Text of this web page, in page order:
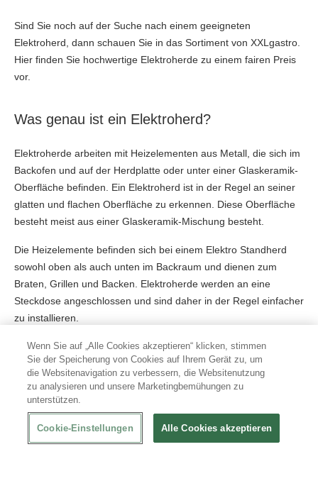
Sind Sie noch auf der Suche nach einem geeigneten
Elektroherd, dann schauen Sie in das Sortiment von XXLgastro.
Hier finden Sie hochwertige Elektroherde zu einem fairen Preis
vor.
Was genau ist ein Elektroherd?
Elektroherde arbeiten mit Heizelementen aus Metall, die sich im
Backofen und auf der Herdplatte oder unter einer Glaskeramik-
Oberfläche befinden. Ein Elektroherd ist in der Regel an seiner
glatten und flachen Oberfläche zu erkennen. Diese Oberfläche
besteht meist aus einer Glaskeramik-Mischung besteht.
Die Heizelemente befinden sich bei einem Elektro Standherd
sowohl oben als auch unten im Backraum und dienen zum
Braten, Grillen und Backen. Elektroherde werden an eine
Steckdose angeschlossen und sind daher in der Regel einfacher
zu installieren.
E Herde mit Backofen
Ein Elektroherd verfügt neben einem Kochfeld auch über einen
Backofen. Das Volumen eines Backofen kann sich zwischen bei
den Eelektro-Herden unterscheiden. In der Regel weist das
Volumen zwischen 45 und 70 Litern auf.
Wenn Sie auf „Alle Cookies akzeptieren“ klicken, stimmen
Sie der Speicherung von Cookies auf Ihrem Gerät zu, um
die Websitenavigation zu verbessern, die Websitenutzung
zu analysieren und unsere Marketingbemühungen zu
unterstützen.
Cookie-Einstellungen Alle Cookies akzeptieren